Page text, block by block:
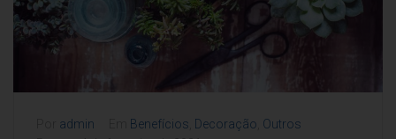
admin Benefícios Decoração Outros